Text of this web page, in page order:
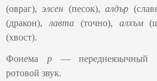
(овраг),элсен (песок),алдър
(дракон), лавта (точно), алхъм
(хвост).
Фонема р— переднеязычный
ротовой звук.